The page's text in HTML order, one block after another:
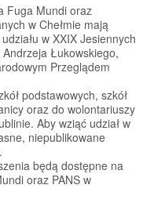
Fuga Mundi oraz
w Chełmie mają
w XXIX Jesiennych
Łukowskiego,
Przeglądem
podstawowych, szkół
oraz do wolontariuszy
Aby wziąć udział w
niepublikowane
będą dostępne na
oraz PANS w